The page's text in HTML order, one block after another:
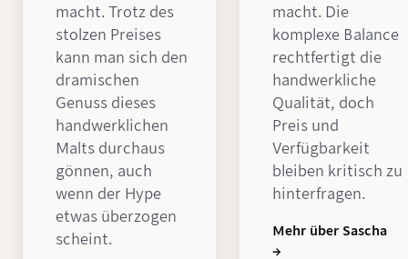
macht. Trotz des
stolzen Preises
kann man sich den
dramischen
Genuss dieses
handwerklichen
Malts durchaus
gönnen, auch
wenn der Hype
etwas überzogen
scheint.
macht. Die
komplexe Balance
rechtfertigt die
handwerkliche
Qualität, doch
Preis und
Verfügbarkeit
bleiben kritisch zu
hinterfragen.
Mehr über Sascha
→